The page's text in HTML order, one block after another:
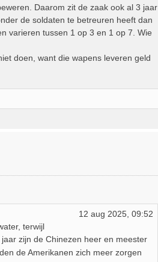
Daarom zit de zaak ook al 3 jaar
de soldaten te betreuren heeft dan
varieren tussen 1 op 3 en 1 op 7. Wie
doen, want die wapens leveren geld
12 aug 2025, 09:52
terwijl
zijn de Chinezen heer en meester
de Amerikanen zich meer zorgen